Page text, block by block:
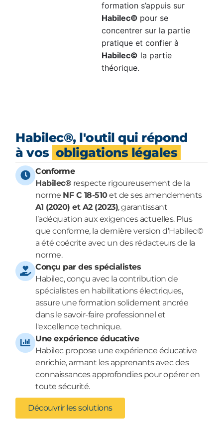
formation s’appuis sur
Habilec© pour se
concentrer sur la partie
pratique et confier à
Habilec© la partie
théorique.
Habilec®, l'outil qui répond
à vos obligations légales
Conforme
Habilec® respecte rigoureusement de la
norme NF C 18-510et de ses amendements
A1 (2020) et A2 (2023), garantissant
l’adéquation aux exigences actuelles. Plus
que conforme, la dernière version d’Habilec©
a été coécrite avec un des rédacteurs de la
norme.
Conçu par des spécialistes
Habilec, conçu avec la contribution de
spécialistes en habilitations électriques,
assure une formation solidement ancrée
dans le savoir-faire professionnel et
l'excellence technique.
Une expérience éducative
Habilec propose une expérience éducative
enrichie, armant les apprenants avec des
connaissances approfondies pour opérer en
toute sécurité.
Découvrir les solutions